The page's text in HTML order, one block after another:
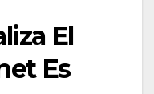
El
Es